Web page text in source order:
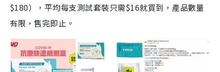
$180），平均每支測試套裝只需$16就買到，產品數量
有限，售完即止。